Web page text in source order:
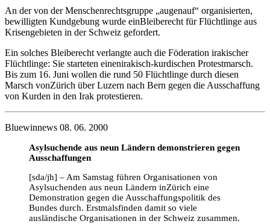
An der von der Menschenrechtsgruppe „augenauf“ organisierten,
bewilligten Kundgebung wurde einBleiberecht für Flüchtlinge aus
Krisengebieten in der Schweiz gefordert.
Ein solches Bleiberecht verlangte auch die Föderation irakischer
Flüchtlinge: Sie starteten einenirakisch-kurdischen Protestmarsch.
Bis zum 16. Juni wollen die rund 50 Flüchtlinge durch diesen
Marsch vonZürich über Luzern nach Bern gegen die Ausschaffung
von Kurden in den Irak protestieren.
Bluewinnews 08. 06. 2000
Asylsuchende aus neun Ländern demonstrieren gegen
Ausschaffungen
[sda/jh] – Am Samstag führen Organisationen von
Asylsuchenden aus neun Ländern inZürich eine
Demonstration gegen die Ausschaffungspolitik des
Bundes durch. Erstmalsfinden damit so viele
ausländische Organisationen in der Schweiz zusammen.